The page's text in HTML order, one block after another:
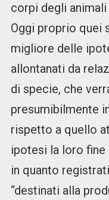
corpi degli animali
Oggi proprio quei
migliore delle
allontanati da
di specie, che
presumibilmente
rispetto a quello
ipotesi la loro
in quanto
“destinati alla